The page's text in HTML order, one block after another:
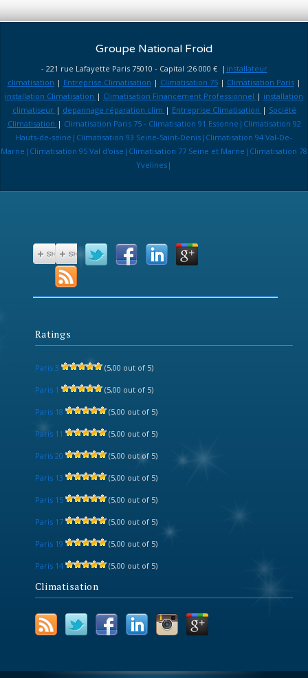
Groupe National Froid
- 221 rue Lafayette Paris 75010 - Capital :26 000 € | installateur
climatisation | Entreprise Climatisation | Climatisation 75| Climatisation Paris|
installation Climatisation | Climatisation Financement Professionnel | installation
climatiseur | depannage réparation clim | Entreprise Climatisation | Société
Climatisation | Climatisation Paris 75 - Climatisation 91 Essonne|Climatisation 92
Hauts-de-seine|Climatisation 93 Seine-Saint-Denis|Climatisation 94 Val-De-
Marne|Climatisation 95 Val d'oise|Climatisation 77 Seine et Marne|Climatisation 78
Yvelines|
Ratings
Paris 3 (5,00 out of 5)
Paris 1 (5,00 out of 5)
Paris 18 (5,00 out of 5)
Paris 11 (5,00 out of 5)
Paris 20 (5,00 out of 5)
Paris 13 (5,00 out of 5)
Paris 15 (5,00 out of 5)
Paris 17 (5,00 out of 5)
Paris 19 (5,00 out of 5)
Paris 14 (5,00 out of 5)
Climatisation